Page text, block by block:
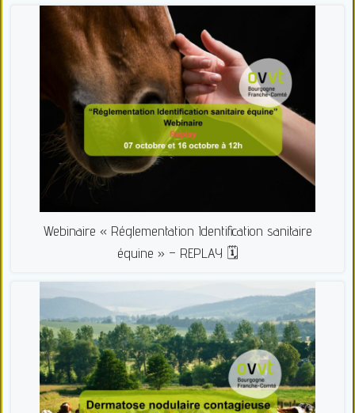
Webinaire « Réglementation Identification sanitaire
équine » – REPLAY 🗓